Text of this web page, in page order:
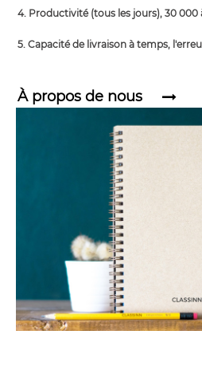
4. Productivité (tous les jours), 30 000
5. Capacité de livraison à temps,
À propos de nous